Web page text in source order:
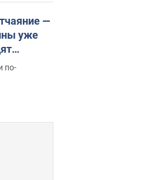
—
уже
и
по-